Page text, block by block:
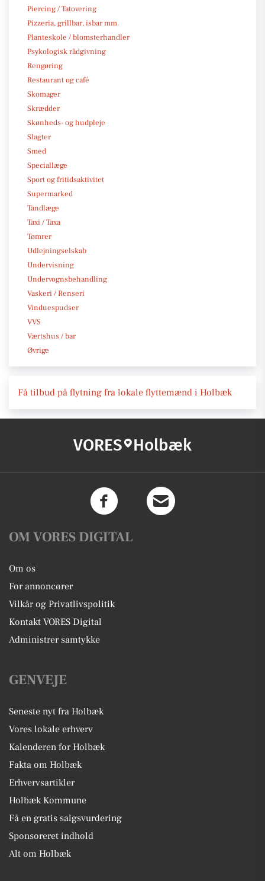
Piercing / Tatovering
Pizzeria, grillbar, isbar mm.
Planteskole / blomsterhandler
Psykologisk rådgivning
Rengøring
Restaurant og café
Skomager
Skrædder
Skønheds- og hudpleje
Slagter
Smed
Speciallæge
Sport og fritidsaktivitet
Supermarked
Tandlæge
Taxi / Taxa
Tømrer
Udlejningselskab
Undervisning
Undervognsbehandling
Vaskeri / Renseri
Vinduespudser
VVS
Værtshus / bar
Øvrige
Få tilbud på flytning fra lokale flyttemænd i Holbæk
VORES Holbæk
OM VORES DIGITAL
Om os
For annoncører
Vilkår og Privatlivspolitik
Kontakt VORES Digital
Administrer samtykke
GENVEJE
Seneste nyt fra Holbæk
Vores lokale erhverv
Kalenderen for Holbæk
Fakta om Holbæk
Erhvervsartikler
Holbæk Kommune
Få en gratis salgsvurdering
Sponsoreret indhold
Alt om Holbæk